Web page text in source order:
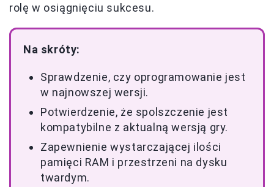
rolę w osiągnięciu sukcesu.
Na skróty:
Sprawdzenie, czy oprogramowanie jest
w najnowszej wersji.
Potwierdzenie, że spolszczenie jest
kompatybilne z aktualną wersją gry.
Zapewnienie wystarczającej ilości
pamięci RAM i przestrzeni na dysku
twardym.